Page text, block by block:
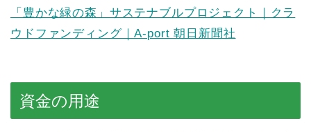
「豊かな緑の森」サステナブルプロジェクト｜クラ
ウドファンディング｜A-port 朝日新聞社
資金の用途